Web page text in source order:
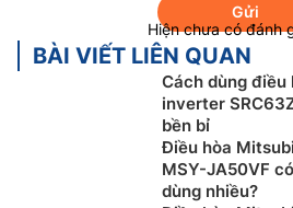
Điều hòa Mitsubishi 2 chiều
W/SRC60ZSX-W3 được trang bị
3D luôn do bạn kiểm soát nhờ
và 3 điều khiển độc lập. Chỉ
quạt tự động đảo gió đến mọi
cánh đảo dọc và 2 cánh đảo
Gửi
Hiện chưa có đánh
BÀI VIẾT LIÊN QUAN
Cách dùng
inverter
bền bỉ
Điều hòa
MSY-JA50VF
dùng nhiều?